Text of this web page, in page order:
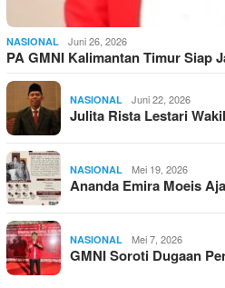
NASIONAL Juni 26, 2026
PA GMNI Kalimantan Timur Siap
NASIONAL Juni 22, 2026
Julita Rista Lestari
NASIONAL Mei 19, 2026
Ananda Emira Moeis
NASIONAL Mei 7, 2026
GMNI Soroti Dugaan